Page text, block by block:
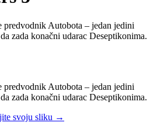
predvodnik Autobota – jedan jedini
zada konačni udarac Deseptikonima.
predvodnik Autobota – jedan jedini
zada konačni udarac Deseptikonima.
svoju sliku →